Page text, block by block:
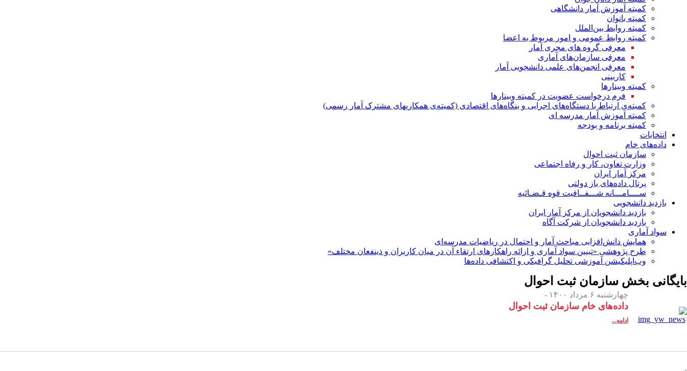
کمیته آموزش آمار دانشگاهی
کمیته بانوان
کمیته روابط بین‌الملل
کمیته روابط عمومی و امور مربوط به اعضا
معرفی گروه های مجری آمار
معرفی سازمان‌های آماری
معرفی انجمن‌های علمی دانشجویی آمار
کاربینی
کمیته وبینارها
فرم درخواست عضویت در کمیته وبینارها
کمیته‌ی ارتباط با دستگاه‌های اجرایی و بنگاه‌های اقتصادی (کمیته‌ی همکاریهای مشترک آمار رسمی)
کمیته آموزش آمار مدرسه ای
کمیته برنامه و بودجه
انتخابات
داده‌های خام
سازمان ثبت احوال
وزارت تعاون، کار و رفاه اجتماعی
مرکز آمار ایران
پرتال داده‌های باز دولتی
ســــامـــانه شـــفــافیت قوه قـضـائیه
بازدید دانشجویی
بازدید دانشجویان از مرکز آمار ایران
بازدید دانشجویان از شرکت آگاه
سواد آماری
همایش دانش‌افزایی مباحث آمار و احتمال در ریاضیات مدرسه‌ای
طرح پژوهشی «تبیین سواد آماری و ارائه راهکارهای ارتقاء آن در میان کاربران و ذینفعان مختلف»
وب‌اپلیکیشن آموزشی تحلیل گرافیکی و اکتشافی داده‌ها
بایگانی بخش سازمان ثبت احوال
چهارشنبه ۶ مرداد ۱۴۰۰ -
داده‌های خام سازمان ثبت احوال
ادامه...